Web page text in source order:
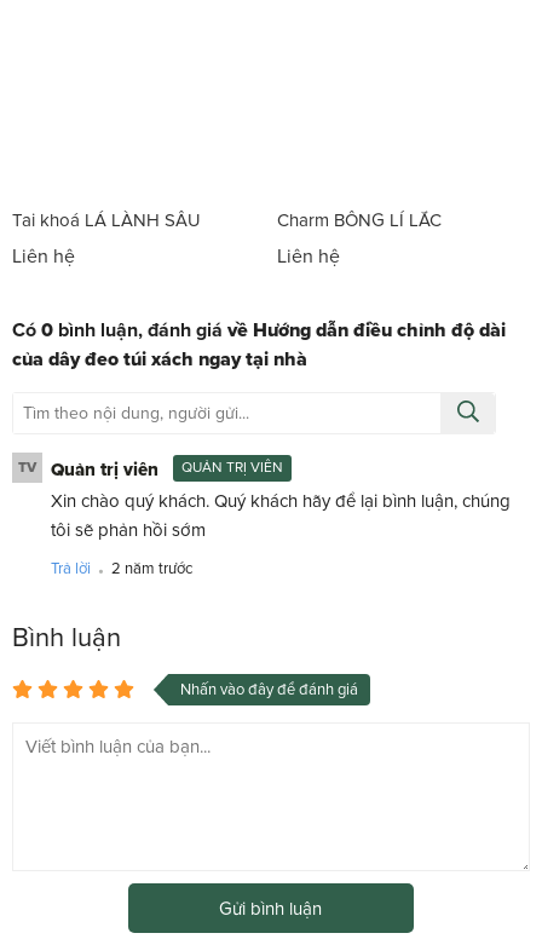
Tai khoá LÁ LÀNH SÂU
Liên hệ
Charm BÔNG LÍ LẮC
Liên hệ
Có 0 bình luận, đánh giá về Hướng dẫn điều chỉnh độ dài
của dây đeo túi xách ngay tại nhà
TV Quản trị viên QUẢN TRỊ VIÊN
Xin chào quý khách. Quý khách hãy để lại bình luận, chúng
tôi sẽ phản hồi sớm
Trả lời . 2 năm trước
Bình luận
Nhấn vào đây để đánh giá
Gửi bình luận